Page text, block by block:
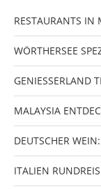
RESTAURANTS IN
WÖRTHERSEE
GENIESSERLAND
MALAYSIA
DEUTSCHER
ITALIEN